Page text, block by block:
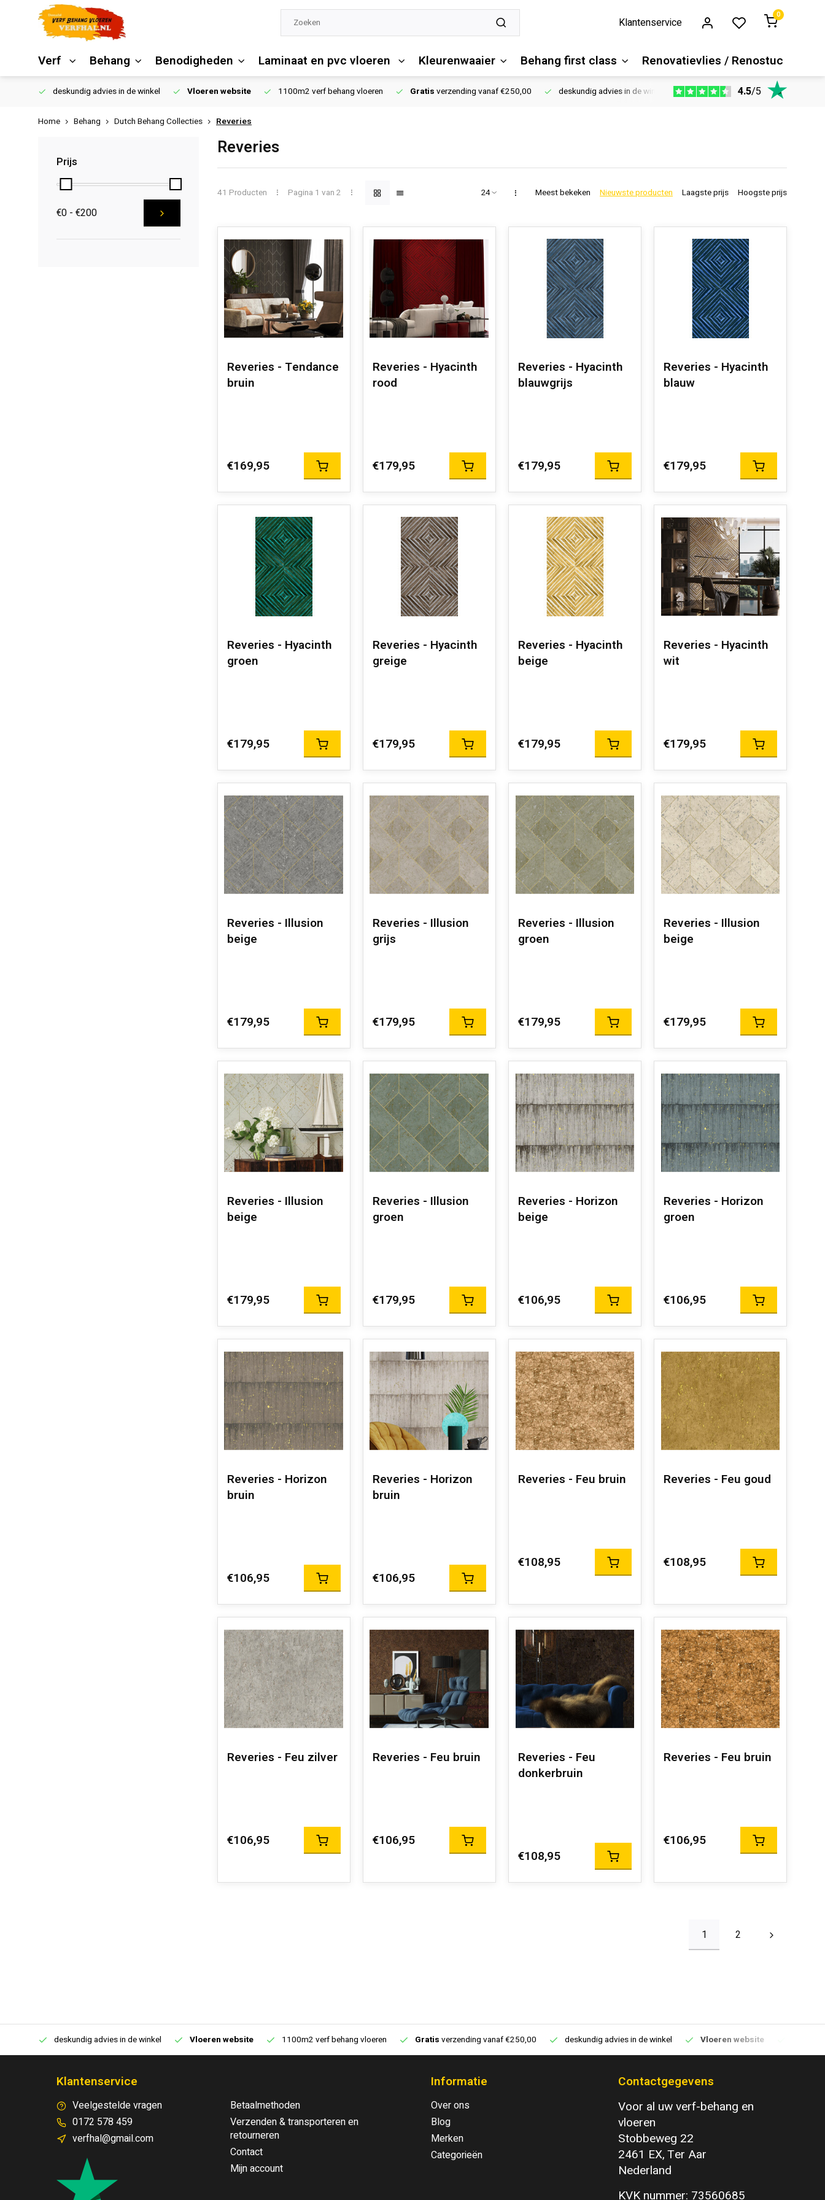
Klantenservice
0
Verf Behang Benodigheden Laminaat en pvc vloeren Kleurenwaaier Behang first class Renovatievlies / Renostuc
deskundig advies in de winkel Vloeren website 1100m2 verf behang vloeren Gratis verzending vanaf €250,00 deskundig advies in de winkel Vloeren website 1100m2
4.5/5
Home Behang Dutch Behang Collecties Reveries
Prijs
€0 - €200
Reveries
41 Producten Pagina 1 van 2 Meest bekeken Nieuwste producten Laagste prijs Hoogste prijs
Reveries - Tendance
bruin
€169,95
Reveries - Hyacinth
rood
€179,95
Reveries - Hyacinth
blauwgrijs
€179,95
Reveries - Hyacinth
blauw
€179,95
Reveries - Hyacinth
groen
€179,95
Reveries - Hyacinth
greige
€179,95
Reveries - Hyacinth
beige
€179,95
Reveries - Hyacinth
wit
€179,95
Reveries - Illusion
beige
€179,95
Reveries - Illusion
grijs
€179,95
Reveries - Illusion
groen
€179,95
Reveries - Illusion
beige
€179,95
Reveries - Illusion
beige
€179,95
Reveries - Illusion
groen
€179,95
Reveries - Horizon
beige
€106,95
Reveries - Horizon
groen
€106,95
Reveries - Horizon
bruin
€106,95
Reveries - Horizon
bruin
€106,95
Reveries - Feu bruin
€108,95
Reveries - Feu goud
€108,95
Reveries - Feu zilver
€106,95
Reveries - Feu bruin
€106,95
Reveries - Feu
donkerbruin
€108,95
Reveries - Feu bruin
€106,95
1 2
deskundig advies in de winkel Vloeren website 1100m2 verf behang vloeren Gratis verzending vanaf €250,00 deskundig advies in de winkel Vloeren website
Klantenservice
Veelgestelde vragen
0172 578 459
verfhal@gmail.com
Betaalmethoden
Verzenden & transporteren en
retourneren
Contact
Mijn account
Informatie
Over ons
Blog
Merken
Categorieën
Contactgegevens
Voor al uw verf-behang en
vloeren
Stobbeweg 22
2461 EX, Ter Aar
Nederland
KVK nummer: 73560685